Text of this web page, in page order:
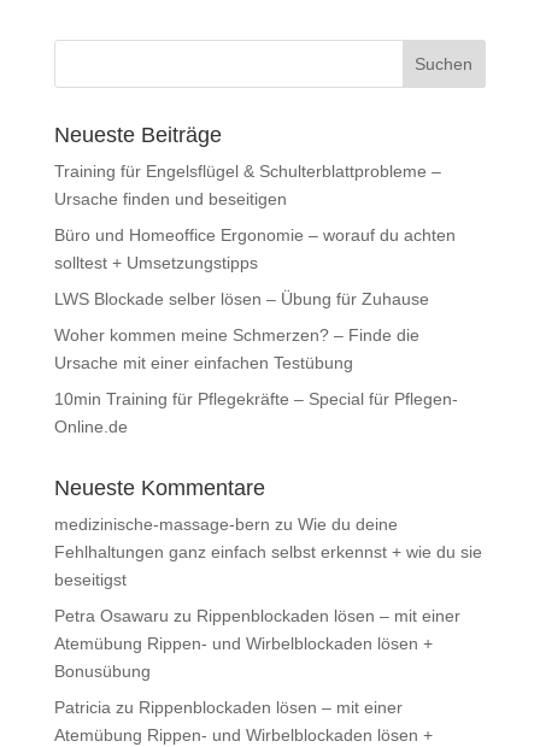
Neueste Beiträge
Training für Engelsflügel & Schulterblattprobleme –
Ursache finden und beseitigen
Büro und Homeoffice Ergonomie – worauf du achten
solltest + Umsetzungstipps
LWS Blockade selber lösen – Übung für Zuhause
Woher kommen meine Schmerzen? – Finde die
Ursache mit einer einfachen Testübung
10min Training für Pflegekräfte – Special für Pflegen-
Online.de
Neueste Kommentare
medizinische-massage-bern zu Wie du deine
Fehlhaltungen ganz einfach selbst erkennst + wie du sie
beseitigst
Petra Osawaru zu Rippenblockaden lösen – mit einer
Atemübung Rippen- und Wirbelblockaden lösen +
Bonusübung
Patricia zu Rippenblockaden lösen – mit einer
Atemübung Rippen- und Wirbelblockaden lösen +